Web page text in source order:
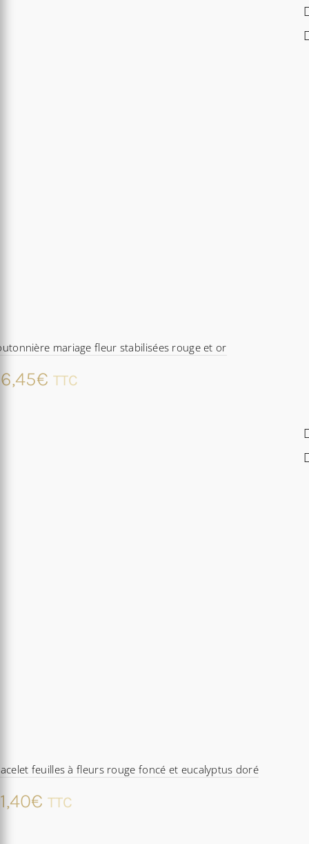
mariage fleur stabilisées rouge et or
€ TTC
feuilles à fleurs rouge foncé et eucalyptus doré
€ TTC